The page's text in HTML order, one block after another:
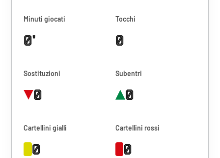
Minuti giocati
0'
Tocchi
0
Sostituzioni
0
Subentri
0
Cartellini gialli
0
Cartellini rossi
0